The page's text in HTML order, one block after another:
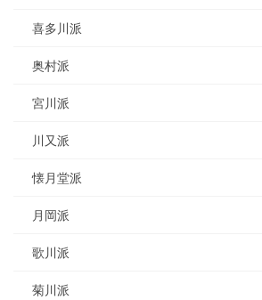
喜多川派
奥村派
宮川派
川又派
懐月堂派
月岡派
歌川派
菊川派